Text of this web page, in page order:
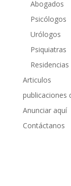
Abogados
Psicólogos
Urólogos
Psiquiatras
Articulos
publicaciones
Anunciar aquí
Contáctanos